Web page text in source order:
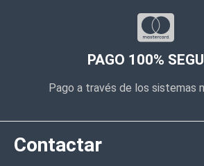
PAGO 100%
Pago a través de los sistemas
Contactar